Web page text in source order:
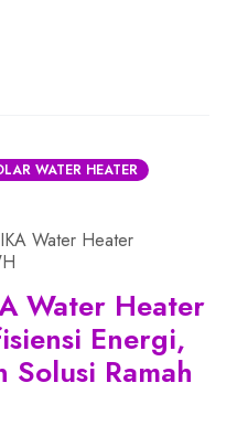
WATER HEATER
Water Heater
Water Heater
Energi,
Ramah